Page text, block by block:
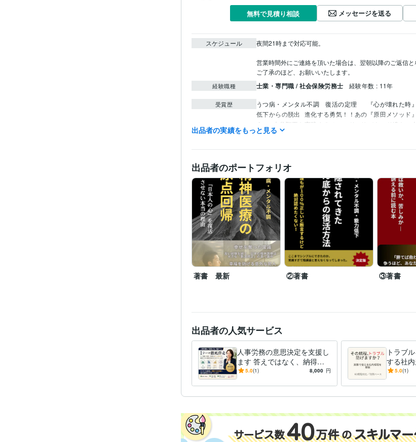
無料で見積り相談 メッセージを送る
スケジュール 夜間21時まで対応可能。
営業時間外にご連絡を頂いた場合は、翌朝以降のご返信と
ご了承のほど、お願いいたします。
経験職種 士業・専門職 / 社会保険労務士 経験年数 : 11年
受賞歴 うつ病・メンタル不調　復活の定理
『心が壊れた時
低下からの脱出
進化する勇気！！あの『原田メソッド
う。
大谷翔平も実践するメソッド。リバウンド続きの
有を作る！マネジメントツールとして行う業務効率化
方法
裁判の代償　裁判は救いか、苦しみか
資格・検定 プロコーチ 取得年 : 2018年
特定社会保険労務士 取得年 : 2016年
原田メソッド認定パートナー 取得年 : 2019年
職場デザイナー 取得年 : 2020年
NLPプラクティショナー 取得年 : 2018年
社会保険労務士 取得年 : 2008年
得意分野 ビジネス代行・事務代行 就業規則の作成・改訂
士業 人事・労務 特定社会保険労務士 就業規則 紛争
語学力 スペイン語 日常会話レベル
出品者の実績をもっと見る
出品者のポートフォリオ
著書 最新 ②著書 ③著書
出品者の人気サービス
人事労務の意思決定を支援し
ます 答えではなく、納得で
きる判断を支援します
5.0(1) 8,000 円
トラブ
する社
で使え
5.0(1)